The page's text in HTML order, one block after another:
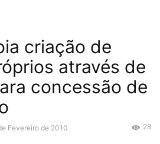
criação de
através de
concessão de
Fevereiro de 2010 28